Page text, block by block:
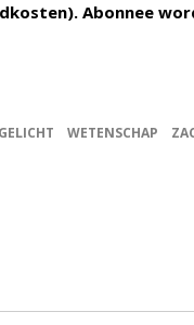
Abonnee
WETENSCHAP